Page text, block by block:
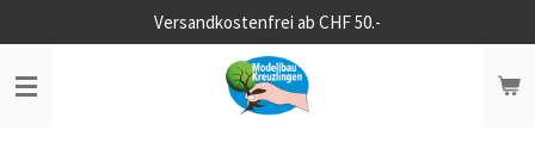
Hauptinhalt
springen
Versandkostenfrei ab CHF 50.-